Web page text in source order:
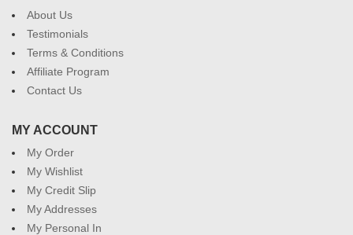
About Us
Testimonials
Terms & Conditions
Affiliate Program
Contact Us
MY ACCOUNT
My Order
My Wishlist
My Credit Slip
My Addresses
My Personal In